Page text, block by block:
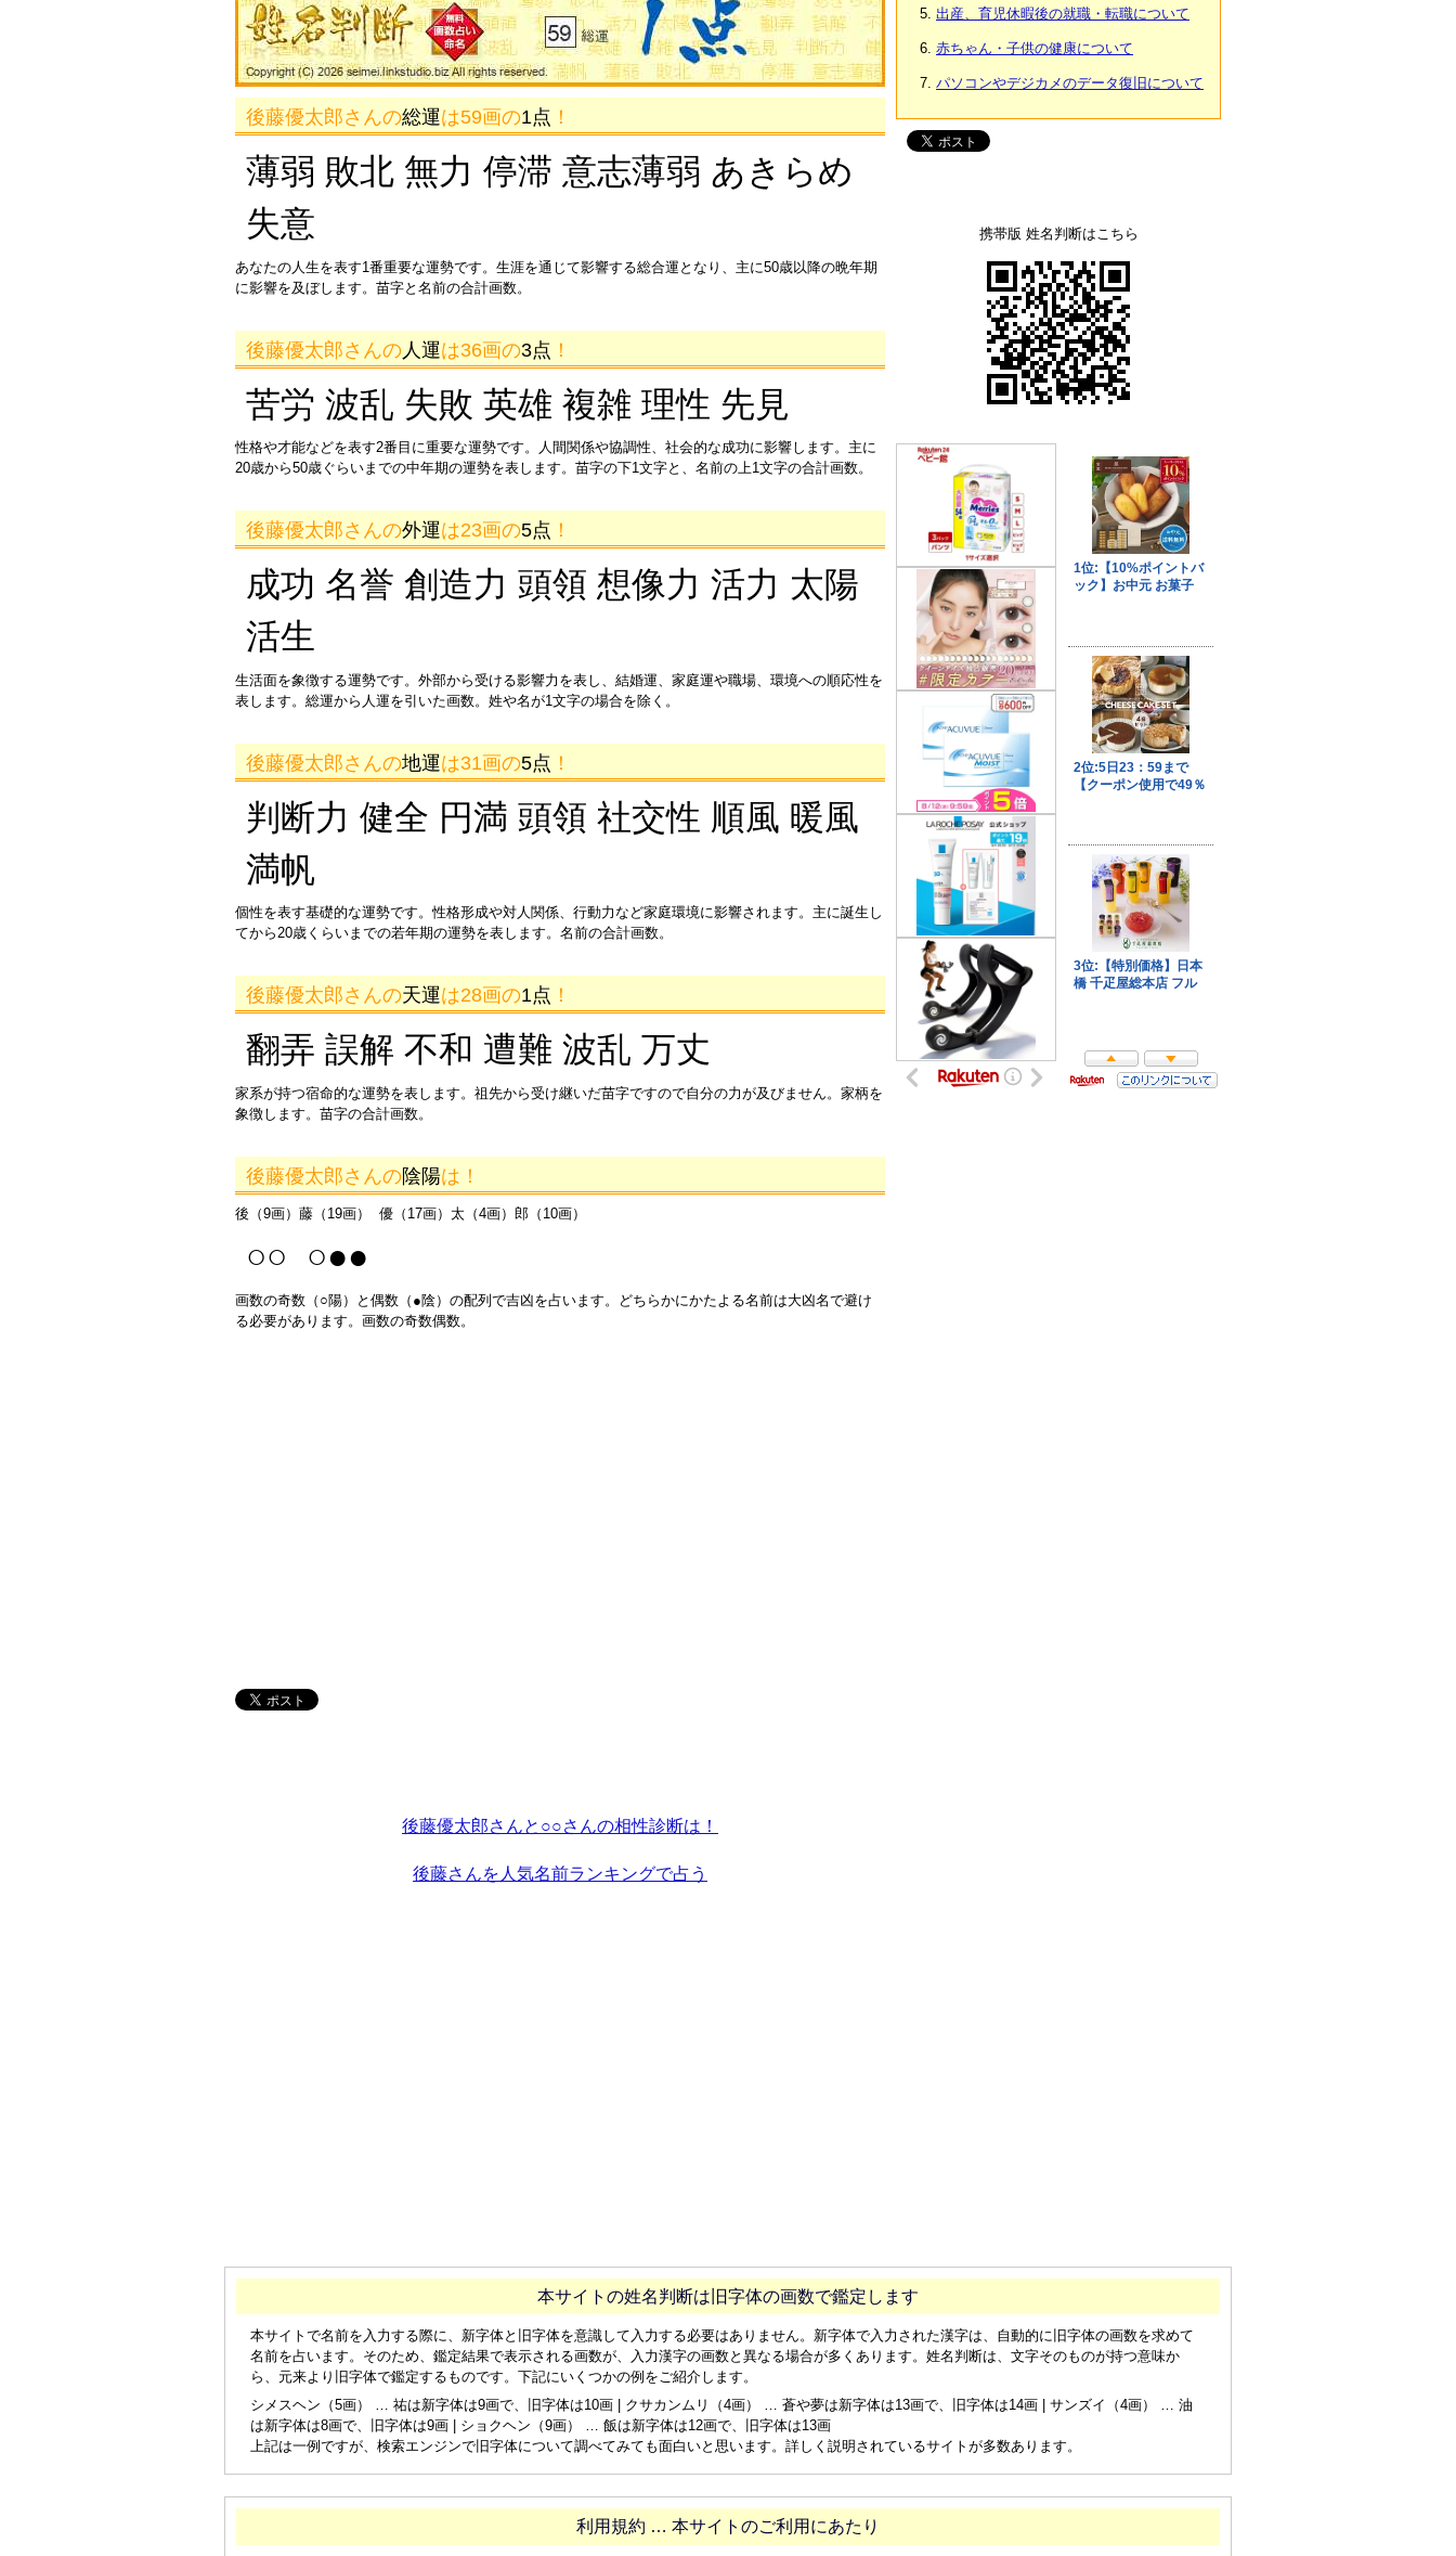
後藤優太郎さんの総運は59画の1点 ！
薄弱 敗北 無力 停滞 意志薄弱 あきらめ
失意
あなたの人生を表す1番重要な運勢です。生涯を通じて影響する総合運となり、主に50歳以降の晩年期
に影響を及ぼします。苗字と名前の合計画数。
後藤優太郎さんの 人運は36画の3点 ！
苦労 波乱 失敗 英雄 複雑 理性 先見
性格や才能などを表す2番目に重要な運勢です。人間関係や協調性、社会的な成功に影響します。主に
20歳から50歳ぐらいまでの中年期の運勢を表します。苗字の下1文字と、名前の上1文字の合計画数。
後藤優太郎さんの外運は23画の5点 ！
成功 名誉 創造力 頭領 想像力 活力 太陽
活生
生活面を象徴する運勢です。外部から受ける影響力を表し、結婚運、家庭運や職場、環境への順応性を
表します。総運から人運を引いた画数。姓や名が1文字の場合を除く。
後藤優太郎さんの地運は31画の5点 ！
判断力 健全 円満 頭領 社交性 順風 暖風
満帆
個性を表す基礎的な運勢です。性格形成や対人関係、行動力など家庭環境に影響されます。主に誕生し
てから20歳くらいまでの若年期の運勢を表します。名前の合計画数。
後藤優太郎さんの天運は28画の1点 ！
翻弄 誤解 不和 遭難 波乱 万丈
家系が持つ宿命的な運勢を表します。祖先から受け継いだ苗字ですので自分の力が及びません。家柄を
象徴します。苗字の合計画数。
後藤優太郎さんの陰陽は！
後（9画）藤（19画） 優（17画）太（4画）郎（10画）
○○ ○●●
画数の奇数（○陽）と偶数（●陰）の配列で吉凶を占います。どちらかにかたよる名前は大凶名で避け
る必要があります。画数の奇数偶数。
後藤優太郎さんと○○さんの相性診断は！
後藤さんを人気名前ランキングで占う
出産、育児休暇後の就職・転職について
赤ちゃん・子供の健康について
パソコンやデジカメのデータ復旧について
携帯版 姓名判断はこちら
本サイトの姓名判断は旧字体の画数で鑑定します
本サイトで名前を入力する際に、新字体と旧字体を意識して入力する必要はありません。新字体で入力された漢字は、自動的に旧字体の画数を求めて
名前を占います。そのため、鑑定結果で表示される画数が、入力漢字の画数と異なる場合が多くあります。姓名判断は、文字そのものが持つ意味か
ら、元来より旧字体で鑑定するものです。下記にいくつかの例をご紹介します。
シメスヘン（5画） … 祐は新字体は9画で、旧字体は10画 | クサカンムリ（4画） … 蒼や夢は新字体は13画で、旧字体は14画 | サンズイ（4画） … 油
は新字体は8画で、旧字体は9画 | ショクヘン（9画） … 飯は新字体は12画で、旧字体は13画
上記は一例ですが、検索エンジンで旧字体について調べてみても面白いと思います。詳しく説明されているサイトが多数あります。
利用規約 … 本サイトのご利用にあたり